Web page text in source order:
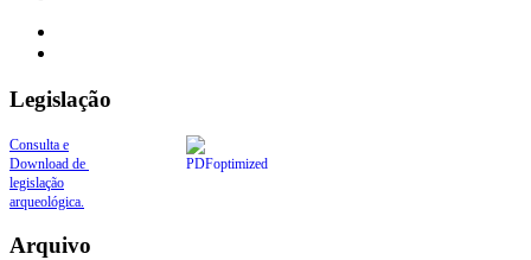
Legislação
Consulta e
Download de
legislação
arqueológica.
Arquivo